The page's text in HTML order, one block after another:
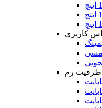
کاربری
ظرفیت رم